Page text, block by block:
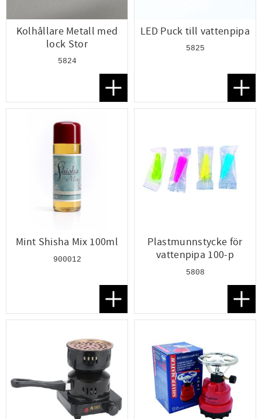
Kolhållare Metall med
lock Stor
5824
Lägg till i favoriter
LED Puck till vattenpipa
5825
Mint Shisha Mix 100ml
900012
Lägg till i favoriter
Plastmunnstycke för
vattenpipa 100-p
5808